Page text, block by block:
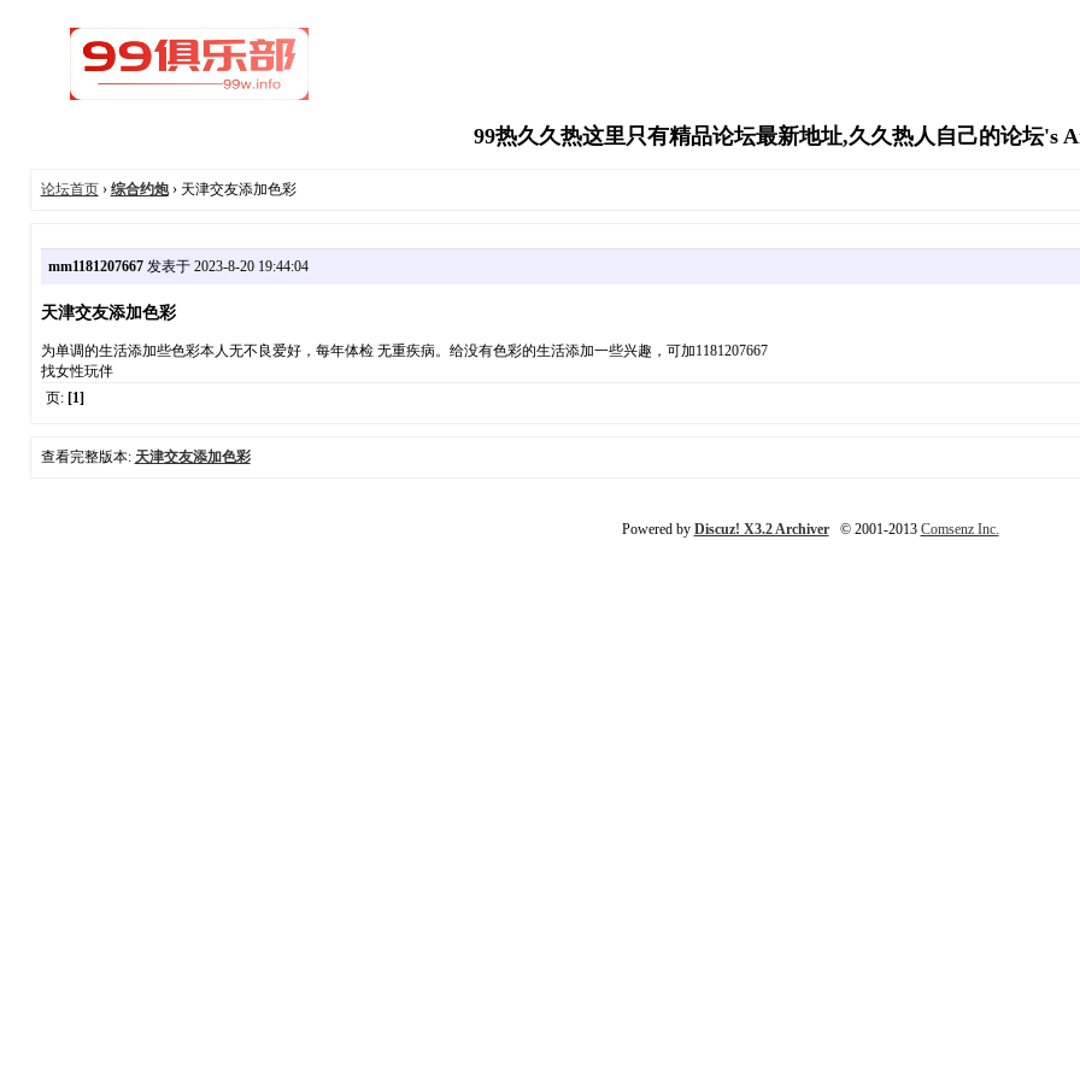
99热久久热这里只有精品论坛最新地址,久久热人自己的论坛's
论坛首页› 综合约炮› 天津交友添加色彩
mm1181207667发表于 2023-8-20 19:44:04
天津交友添加色彩
为单调的生活添加些色彩本人无不良爱好，每年体检 无重疾病。给没有色彩的生活添加一些兴趣，可加1181207667
找女性玩伴
页: [1]
查看完整版本: 天津交友添加色彩
Powered by Discuz! X3.2 Archiver© 2001-2013 Comsenz Inc.